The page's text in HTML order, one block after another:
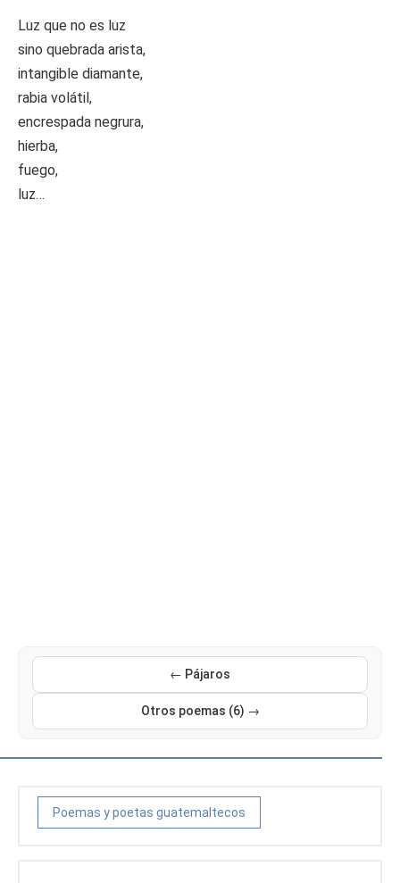
Luz que no es luz
sino quebrada arista,
intangible diamante,
rabia volátil,
encrespada negrura,
hierba,
fuego,
luz…
← Pájaros
Otros poemas (6) →
Poemas y poetas guatemaltecos